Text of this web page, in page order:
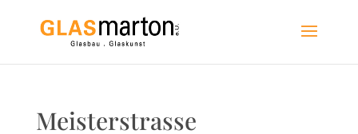
Meisterstrasse